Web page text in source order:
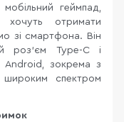
геймпад,
хочуть отримати
зі смартфона. Він
роз'єм Type-C і
Android, зокрема з
спектром